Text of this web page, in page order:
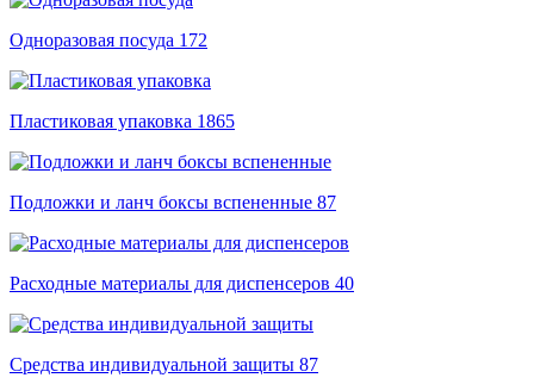
Одноразовая посуда 172
Пластиковая упаковка 1865
Подложки и ланч боксы вспененные 87
Расходные материалы для диспенсеров 40
Средства индивидуальной защиты 87